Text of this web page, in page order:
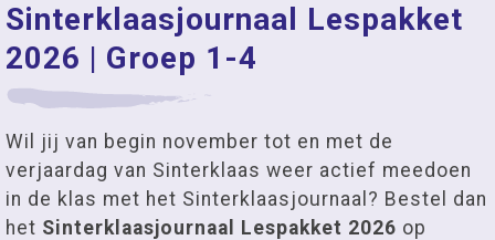
Sinterklaasjournaal Lespakket
2026 | Groep 1-4
Wil jij van begin november tot en met de
verjaardag van Sinterklaas weer actief meedoen
in de klas met het Sinterklaasjournaal? Bestel dan
het Sinterklaasjournaal Lespakket 2026 op